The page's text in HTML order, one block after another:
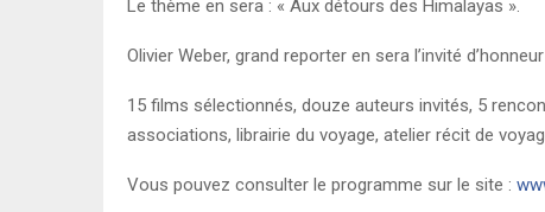
Le thème en sera : « Aux détours des Himalayas ».
Olivier Weber, grand reporter en sera l’invité
15 films sélectionnés, douze auteurs invités, 5
associations, librairie du voyage, atelier récit de
Vous pouvez consulter le programme sur le site :